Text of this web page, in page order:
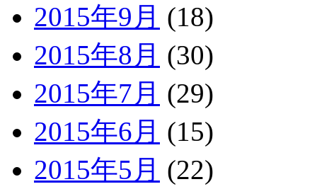
2015年9月 (18)
2015年8月 (30)
2015年7月 (29)
2015年6月 (15)
2015年5月 (22)